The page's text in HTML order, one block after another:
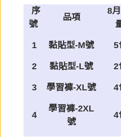
序
號
品項
8月
1 黏貼型-M號 5
2 黏貼型-L號 2
3 學習褲-XL號 4
4
學習褲-2XL
號
4